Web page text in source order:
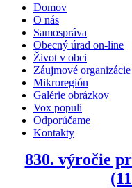
Domov
O nás
Samospráva
Obecný úrad on-line
Život v obci
Záujmové
Mikroregión
Galérie obrázkov
Vox populi
Odporúčame
Kontakty
830. výročie